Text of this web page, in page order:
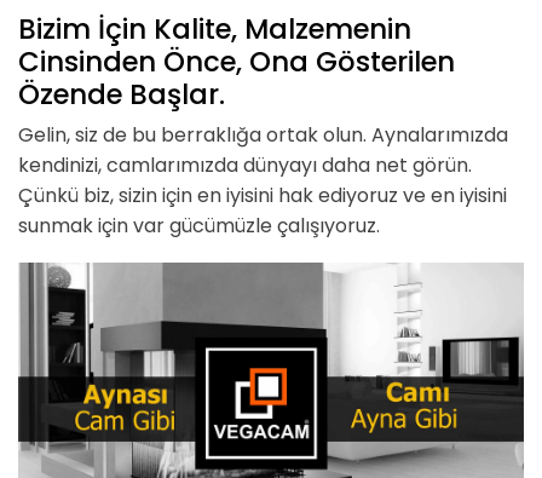
Bizim İçin Kalite, Malzemenin
Cinsinden Önce, Ona Gösterilen
Özende Başlar.
Gelin, siz de bu berraklığa ortak olun. Aynalarımızda
kendinizi, camlarımızda dünyayı daha net görün.
Çünkü biz, sizin için en iyisini hak ediyoruz ve en iyisini
sunmak için var gücümüzle çalışıyoruz.